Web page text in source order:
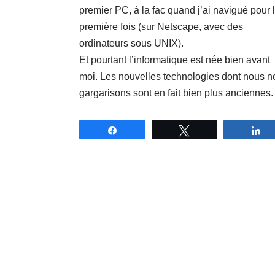
premier PC, à la fac quand j’ai navigué pour
première fois (sur Netscape, avec des
ordinateurs sous UNIX).
Et pourtant l’informatique est née bien avant
moi. Les nouvelles technologies dont nous
gargarisons sont en fait bien plus anciennes.